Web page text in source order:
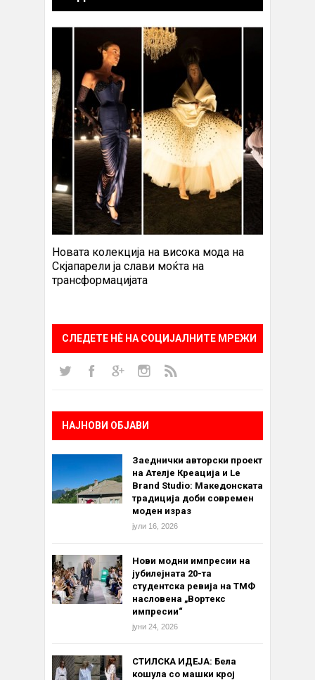
Новата колекција на висока мода на
Скјапарели ја слави моќта на
трансформацијата
СЛЕДЕТЕ НÈ НА СОЦИЈАЛНИТЕ МРЕЖИ
НАЈНОВИ ОБЈАВИ
Заеднички авторски проект
на Ателје Креација и Le
Brand Studio: Македонската
традиција доби современ
моден израз
јули 16, 2026
Нови модни импресии на
јубилејната 20-та
студентска ревија на ТМФ
насловена „Вортекс
импресии“
јуни 24, 2026
СТИЛСКА ИДЕЈА: Бела
кошула со машки крој